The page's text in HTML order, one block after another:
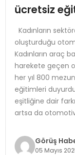
SPOR
TEKNOLOJI
YAŞAM
ücretsiz
Kadınların
oluşturduğu
Kadınların araç
harekete geçen
her yıl 800
eğitimleri
eşitliğine dair
artsa da
Görüş
05 Mayıs